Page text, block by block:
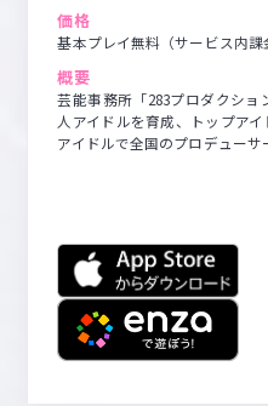
価格
基本プレイ無料（サービス内課
概要
芸能事務所「283プロダクシ
人アイドルを育成、トップア
アイドルで全国のプロデューサ